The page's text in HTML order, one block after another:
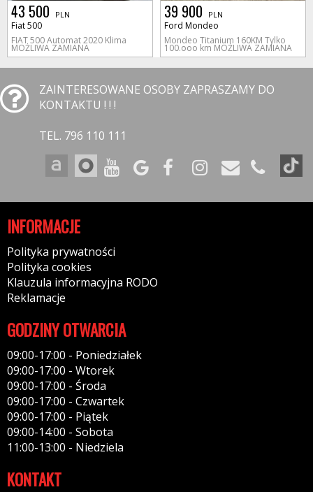
43 500 PLN
Fiat 500
FIAT 500 Automat 2020 Klima
MOŻLIWA ZAMIANA
39 900 PLN
Ford Mondeo
Mondeo Titanium 160KM Tylko
100.ooo km MOŻLIWA ZAMIANA
ZAINTERESOWANE OSOBY ZAPRASZAMY DO
KONTAKTU ! ! !
TEL. 796 110 111
INFORMACJE
Polityka prywatności
Polityka cookies
Klauzula informacyjna RODO
Reklamacje
GODZINY OTWARCIA
09:00-17:00 - Poniedziałek
09:00-17:00 - Wtorek
09:00-17:00 - Środa
09:00-17:00 - Czwartek
09:00-17:00 - Piątek
09:00-14:00 - Sobota
11:00-13:00 - Niedziela
KONTAKT